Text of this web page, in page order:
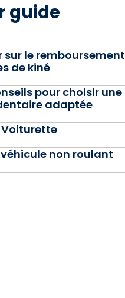
guide
sur le remboursement
de kiné
pour choisir une
adaptée
non roulant